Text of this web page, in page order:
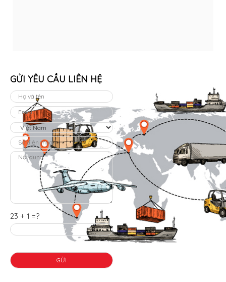
GỬI YÊU CẦU LIÊN HỆ
23 + 1 =?